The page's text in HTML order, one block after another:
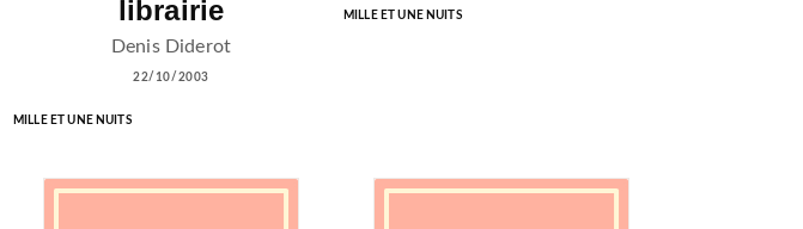
librairie
Denis Diderot
22/10/2003
MILLE ET UNE NUITS
MILLE ET UNE NUITS